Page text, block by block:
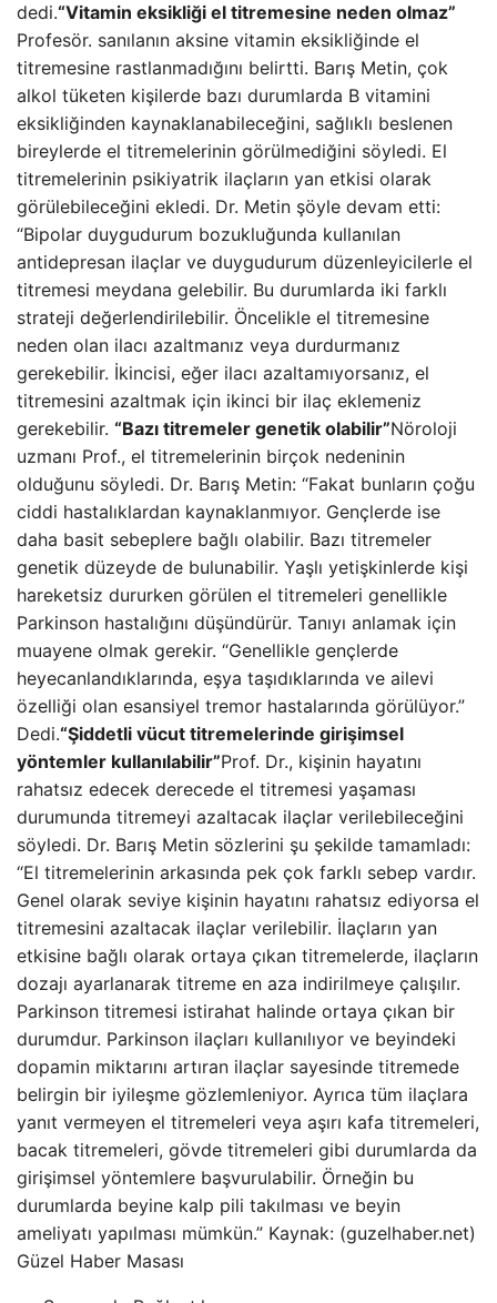
dedi.“Vitamin eksikliği el titremesine neden olmaz”
Profesör. sanılanın aksine vitamin eksikliğinde el
titremesine rastlanmadığını belirtti. Barış Metin, çok
alkol tüketen kişilerde bazı durumlarda B vitamini
eksikliğinden kaynaklanabileceğini, sağlıklı beslenen
bireylerde el titremelerinin görülmediğini söyledi. El
titremelerinin psikiyatrik ilaçların yan etkisi olarak
görülebileceğini ekledi. Dr. Metin şöyle devam etti:
“Bipolar duygudurum bozukluğunda kullanılan
antidepresan ilaçlar ve duygudurum düzenleyicilerle el
titremesi meydana gelebilir. Bu durumlarda iki farklı
strateji değerlendirilebilir. Öncelikle el titremesine
neden olan ilacı azaltmanız veya durdurmanız
gerekebilir. İkincisi, eğer ilacı azaltamıyorsanız, el
titremesini azaltmak için ikinci bir ilaç eklemeniz
gerekebilir. “Bazı titremeler genetik olabilir”Nöroloji
uzmanı Prof., el titremelerinin birçok nedeninin
olduğunu söyledi. Dr. Barış Metin: “Fakat bunların çoğu
ciddi hastalıklardan kaynaklanmıyor. Gençlerde ise
daha basit sebeplere bağlı olabilir. Bazı titremeler
genetik düzeyde de bulunabilir. Yaşlı yetişkinlerde kişi
hareketsiz dururken görülen el titremeleri genellikle
Parkinson hastalığını düşündürür. Tanıyı anlamak için
muayene olmak gerekir. “Genellikle gençlerde
heyecanlandıklarında, eşya taşıdıklarında ve ailevi
özelliği olan esansiyel tremor hastalarında görülüyor.”
Dedi.“Şiddetli vücut titremelerinde girişimsel
yöntemler kullanılabilir”Prof. Dr., kişinin hayatını
rahatsız edecek derecede el titremesi yaşaması
durumunda titremeyi azaltacak ilaçlar verilebileceğini
söyledi. Dr. Barış Metin sözlerini şu şekilde tamamladı:
“El titremelerinin arkasında pek çok farklı sebep vardır.
Genel olarak seviye kişinin hayatını rahatsız ediyorsa el
titremesini azaltacak ilaçlar verilebilir. İlaçların yan
etkisine bağlı olarak ortaya çıkan titremelerde, ilaçların
dozajı ayarlanarak titreme en aza indirilmeye çalışılır.
Parkinson titremesi istirahat halinde ortaya çıkan bir
durumdur. Parkinson ilaçları kullanılıyor ve beyindeki
dopamin miktarını artıran ilaçlar sayesinde titremede
belirgin bir iyileşme gözlemleniyor. Ayrıca tüm ilaçlara
yanıt vermeyen el titremeleri veya aşırı kafa titremeleri,
bacak titremeleri, gövde titremeleri gibi durumlarda da
girişimsel yöntemlere başvurulabilir. Örneğin bu
durumlarda beyine kalp pili takılması ve beyin
ameliyatı yapılması mümkün.” Kaynak: (guzelhaber.net)
Güzel Haber Masası